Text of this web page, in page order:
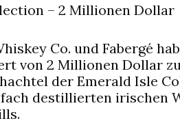
– 2 Millionen Dollar
Co. und Fabergé
von 2 Millionen Dollar
der Emerald Isle
destillierten irischen